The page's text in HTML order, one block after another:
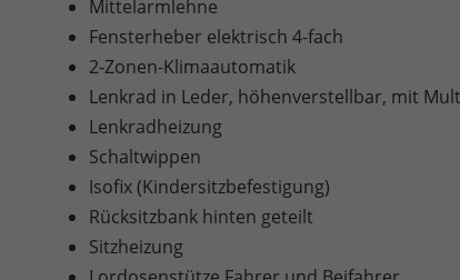
Mittelarmlehne
Fensterheber elektrisch 4-fach
2-Zonen-Klimaautomatik
Lenkrad in Leder, höhenverstellbar, mit
Lenkradheizung
Schaltwippen
Isofix (Kindersitzbefestigung)
Rücksitzbank hinten geteilt
Sitzheizung